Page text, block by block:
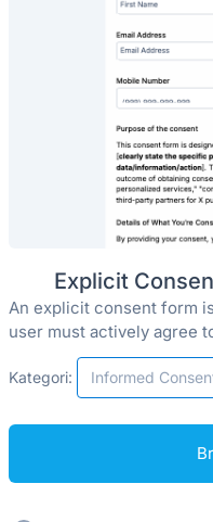
Explicit
An explicit consent form
user must actively agree
Kategori: Informed